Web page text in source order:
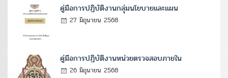
คู่มือการปฏิบัติงานกลุ่มนโยบายและแผน
27 มิถุนายน 2568
คู่มือการปฏิบัติงานหน่วยตรวจสอบภายใน
26 มิถุนายน 2568